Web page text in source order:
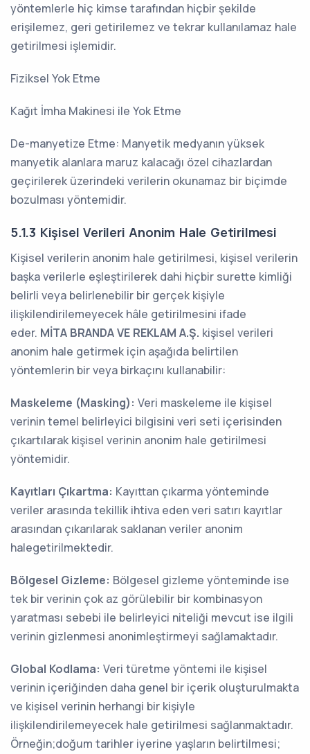
yöntemlerle hiç kimse tarafından hiçbir şekilde
erişilemez, geri getirilemez ve tekrar kullanılamaz hale
getirilmesi işlemidir.
Fiziksel Yok Etme
Kağıt İmha Makinesi ile Yok Etme
De-manyetize Etme: Manyetik medyanın yüksek
manyetik alanlara maruz kalacağı özel cihazlardan
geçirilerek üzerindeki verilerin okunamaz bir biçimde
bozulması yöntemidir.
5.1.3 Kişisel Verileri Anonim Hale Getirilmesi
Kişisel verilerin anonim hale getirilmesi, kişisel verilerin
başka verilerle eşleştirilerek dahi hiçbir surette kimliği
belirli veya belirlenebilir bir gerçek kişiyle
ilişkilendirilemeyecek hâle getirilmesini ifade
eder. MİTA BRANDA VE REKLAM A.Ş. kişisel verileri
anonim hale getirmek için aşağıda belirtilen
yöntemlerin bir veya birkaçını kullanabilir:
Maskeleme (Masking): Veri maskeleme ile kişisel
verinin temel belirleyici bilgisini veri seti içerisinden
çıkartılarak kişisel verinin anonim hale getirilmesi
yöntemidir.
Kayıtları Çıkartma: Kayıttan çıkarma yönteminde
veriler arasında tekillik ihtiva eden veri satırı kayıtlar
arasından çıkarılarak saklanan veriler anonim
halegetirilmektedir.
Bölgesel Gizleme: Bölgesel gizleme yönteminde ise
tek bir verinin çok az görülebilir bir kombinasyon
yaratması sebebi ile belirleyici niteliği mevcut ise ilgili
verinin gizlenmesi anonimleştirmeyi sağlamaktadır.
Global Kodlama: Veri türetme yöntemi ile kişisel
verinin içeriğinden daha genel bir içerik oluşturulmakta
ve kişisel verinin herhangi bir kişiyle
ilişkilendirilemeyecek hale getirilmesi sağlanmaktadır.
Örneğin;doğum tarihler iyerine yaşların belirtilmesi;